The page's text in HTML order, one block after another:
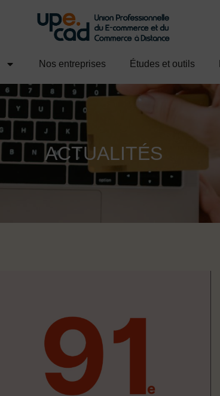
Nos entreprises Études et outils
ACTUALITÉS